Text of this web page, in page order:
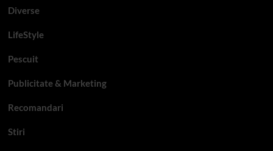
Diverse
LifeStyle
Pescuit
Publicitate & Marketing
Recomandari
Stiri